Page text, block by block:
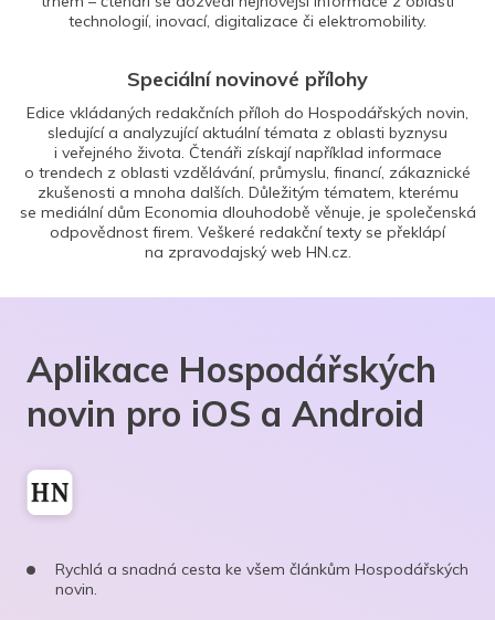
technologií, inovací, digitalizace či elektromobility.
Speciální novinové přílohy
Edice vkládaných redakčních příloh do Hospodářských novin,
sledující a analyzující aktuální témata z oblasti byznysu
i veřejného života. Čtenáři získají například informace
o trendech z oblasti vzdělávání, průmyslu, financí, zákaznické
zkušenosti a mnoha dalších. Důležitým tématem, kterému
se mediální dům Economia dlouhodobě věnuje, je společenská
odpovědnost firem. Veškeré redakční texty se překlápí
na zpravodajský web HN.cz.
Aplikace Hospodářských
novin pro iOS a Android
Rychlá a snadná cesta ke všem článkům Hospodářských
novin.